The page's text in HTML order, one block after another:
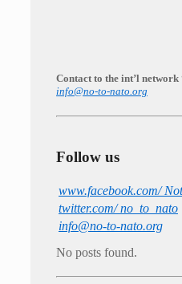
Contact to the int’l
info@no-to-nato.org
Follow us
www.facebook.com/
twitter.com/ no_to_nato
info@no-to-nato.org
No posts found.